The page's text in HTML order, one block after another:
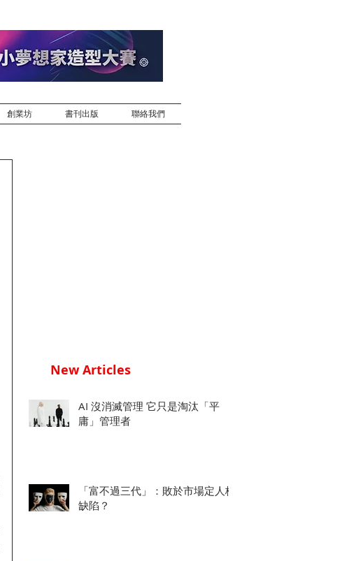
創業坊 書刊出版 聯絡我們
New Articles
AI 沒消滅管理 它只是淘汰「平
庸」管理者
「富不過三代」：敗於市場定人格
缺陷？